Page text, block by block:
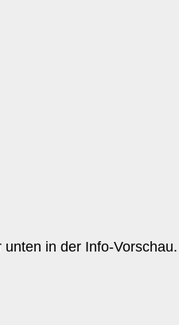
in der Info-Vorschau.